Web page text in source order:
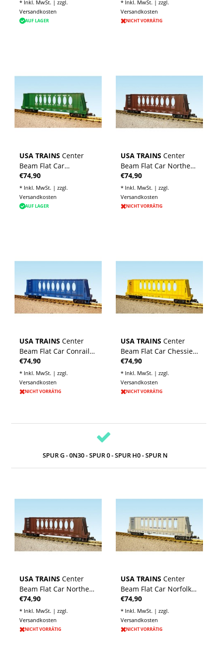
* Inkl. MwSt. | zzgl.
Versandkosten
AUF LAGER
* Inkl. MwSt. | zzgl.
Versandkosten
NICHT VORRÄTIG
USA TRAINS Center
Beam Flat Car
Burlington Northern
(ohne Ladung)
€74,90
* Inkl. MwSt. | zzgl.
Versandkosten
AUF LAGER
USA TRAINS Center
Beam Flat Car Northern
Pacific (ohne Ladung)
€74,90
* Inkl. MwSt. | zzgl.
Versandkosten
NICHT VORRÄTIG
USA TRAINS Center
Beam Flat Car Conrail
(ohne Ladung)
€74,90
* Inkl. MwSt. | zzgl.
Versandkosten
NICHT VORRÄTIG
USA TRAINS Center
Beam Flat Car Chessie
(ohne Ladung)
€74,90
* Inkl. MwSt. | zzgl.
Versandkosten
NICHT VORRÄTIG
SPUR G - 0N30 - SPUR 0 - SPUR H0 - SPUR N
USA TRAINS Center
Beam Flat Car Northern
Pacific (ohne Ladung)
€74,90
* Inkl. MwSt. | zzgl.
Versandkosten
NICHT VORRÄTIG
USA TRAINS Center
Beam Flat Car Norfolk
Southern (ohne
Ladung)
€74,90
* Inkl. MwSt. | zzgl.
Versandkosten
NICHT VORRÄTIG